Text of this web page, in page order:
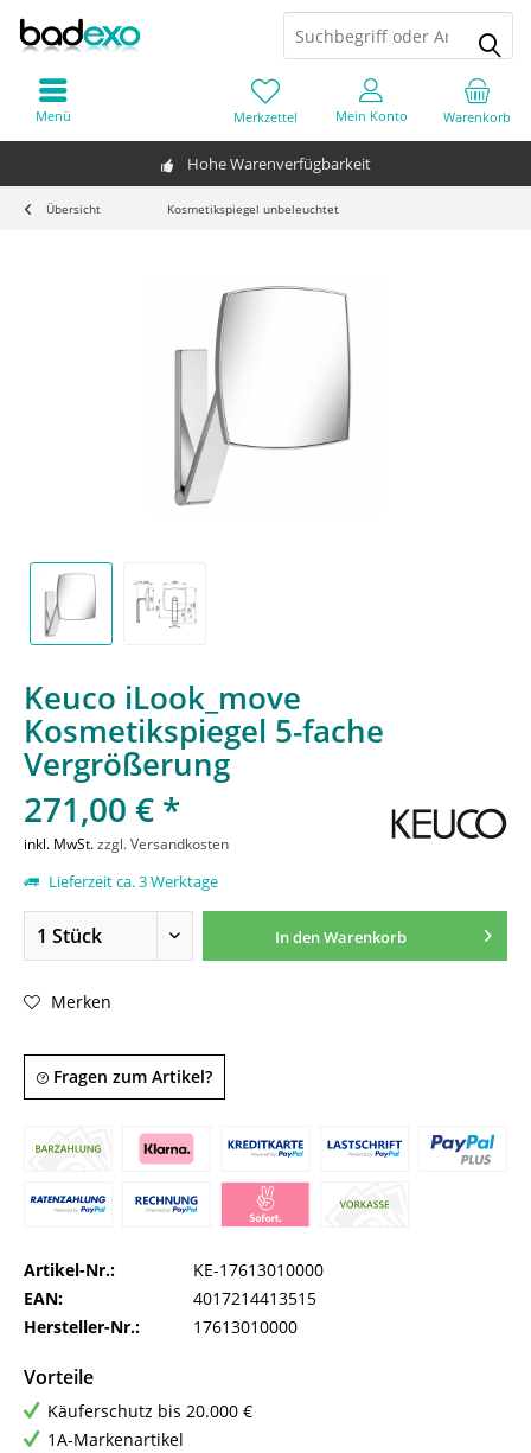
Hohe Warenverfügbarkeit
Warenkorb
Merkzettel Mein Konto
Menü
Übersicht Kosmetikspiegel unbeleuchtet
Keuco iLook_move
Kosmetikspiegel 5-fache
Vergrößerung
271,00 € *
inkl. MwSt.zzgl. Versandkosten
Lieferzeit ca. 3 Werktage
In denWarenkorb
Merken
Fragen zum Artikel?
Artikel-Nr.:
KE-17613010000
EAN:
4017214413515
Hersteller-Nr.:
17613010000
Vorteile
Käuferschutz bis 20.000 €
1A-Markenartikel